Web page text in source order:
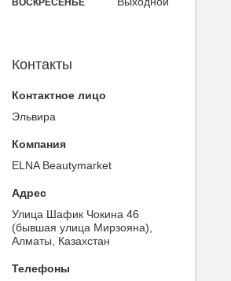
Контакты
Эльвира
ELNA Beautymarket
Улица Шафик Чокина 46
(бывшая улица Мирзояна),
Алматы, Казахстан